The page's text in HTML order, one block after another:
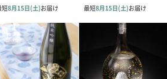
満の飲酒は法律で禁止されています。